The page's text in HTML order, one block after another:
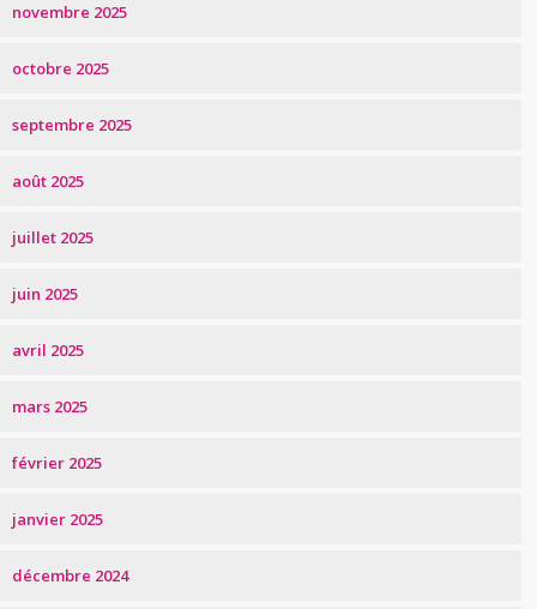
novembre 2025
octobre 2025
septembre 2025
août 2025
juillet 2025
juin 2025
avril 2025
mars 2025
février 2025
janvier 2025
décembre 2024